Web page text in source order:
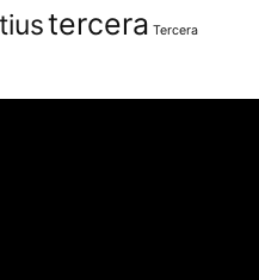
tercera Tercera